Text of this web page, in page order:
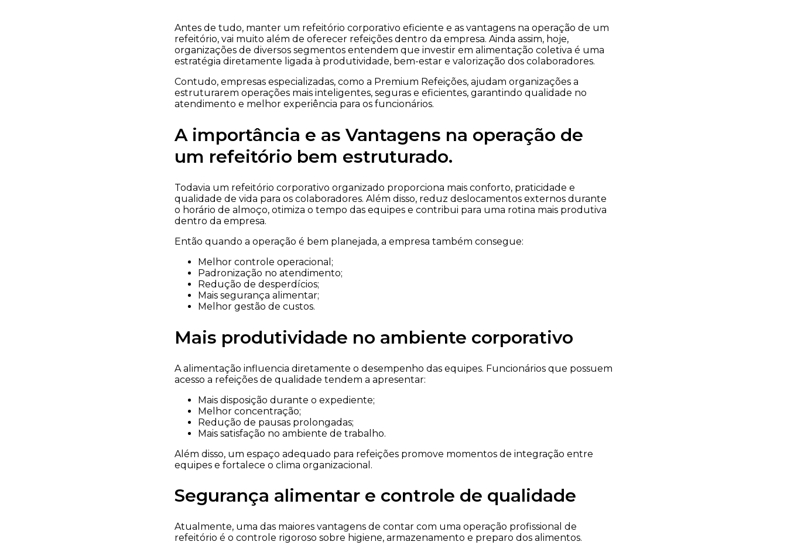
Antes de tudo, manter um refeitório corporativo eficiente e as vantagens na operação de um
refeitório, vai muito além de oferecer refeições dentro da empresa. Ainda assim, hoje,
organizações de diversos segmentos entendem que investir em alimentação coletiva é uma
estratégia diretamente ligada à produtividade, bem-estar e valorização dos colaboradores.
Contudo, empresas especializadas, como a Premium Refeições, ajudam organizações a
estruturarem operações mais inteligentes, seguras e eficientes, garantindo qualidade no
atendimento e melhor experiência para os funcionários.
A importância e as Vantagens na operação de
um refeitório bem estruturado.
Todavia um refeitório corporativo organizado proporciona mais conforto, praticidade e
qualidade de vida para os colaboradores. Além disso, reduz deslocamentos externos durante
o horário de almoço, otimiza o tempo das equipes e contribui para uma rotina mais produtiva
dentro da empresa.
Então quando a operação é bem planejada, a empresa também consegue:
Melhor controle operacional;
Padronização no atendimento;
Redução de desperdícios;
Mais segurança alimentar;
Melhor gestão de custos.
Mais produtividade no ambiente corporativo
A alimentação influencia diretamente o desempenho das equipes. Funcionários que possuem
acesso a refeições de qualidade tendem a apresentar:
Mais disposição durante o expediente;
Melhor concentração;
Redução de pausas prolongadas;
Mais satisfação no ambiente de trabalho.
Além disso, um espaço adequado para refeições promove momentos de integração entre
equipes e fortalece o clima organizacional.
Segurança alimentar e controle de qualidade
Atualmente, uma das maiores vantagens de contar com uma operação profissional de
refeitório é o controle rigoroso sobre higiene, armazenamento e preparo dos alimentos.